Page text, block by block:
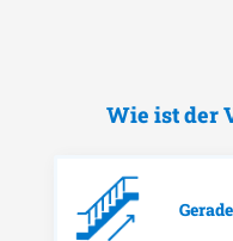
Wie ist der
Gerade